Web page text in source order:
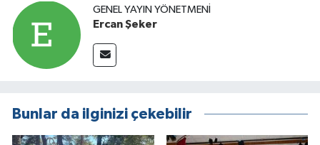
GENEL YAYIN YÖNETMENI
Ercan Şeker
Bunlar da ilginizi çekebilir